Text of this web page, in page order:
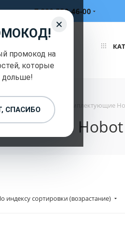
+7 800 550-46-00
— Запчасти и комплектующие
Hobot
индексу сортировки (возрастание)
промокод на
которые
дольше!
СПАСИБО